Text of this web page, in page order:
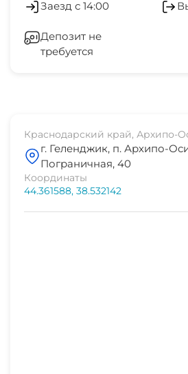
аквапарк
дельфинарий
магазин продукты
1 мин
остановка транспорта
1 мин
Кондиционер
Гладильные
Спутниковое ТВ
Заезд с 14:00
Депозит не
требуется
Краснодарский край, Архипо-
г. Геленджик, п. Архипо-
Пограничная, 40
Координаты
44.361588, 38.532142